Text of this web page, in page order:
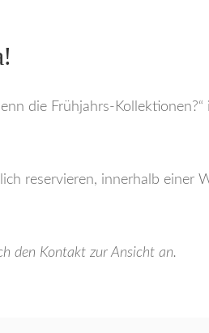
die Frühjahrs-Kollektionen?“
reservieren, innerhalb einer
den Kontakt zur Ansicht an.